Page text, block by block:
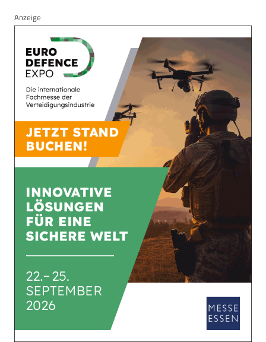
Anzeige